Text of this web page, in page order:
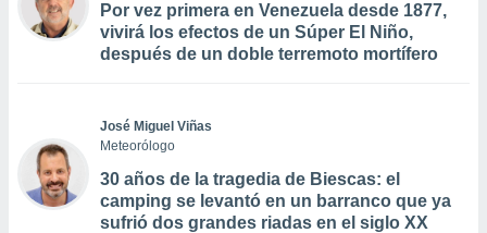
Por vez primera en Venezuela desde 1877,
vivirá los efectos de un Súper El Niño,
después de un doble terremoto mortífero
José Miguel Viñas
Meteorólogo
30 años de la tragedia de Biescas: el
camping se levantó en un barranco que ya
sufrió dos grandes riadas en el siglo XX